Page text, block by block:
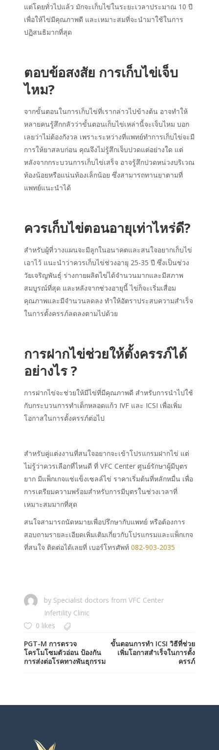
แต่โดยทั่วไปแล้ว มักจะเก็บไข่ในระยะเวลาประมาณ 10 ปี
เพื่อให้ไข่มีคุณภาพดี และเหมาะสมที่จะนำมาใช้ในการ
ปฏิสนธิมากที่สุด
ตอบข้อสงสัย การเก็บไข่เจ็บ
ไหม?
จากขั้นตอนในการเก็บไข่ที่เรากล่าวไปข้างต้น อาจทำให้
หลายคนรู้สึกกลัวว่าขั้นตอนเก็บไข่เหล่านี้จะเจ็บไหม บอก
เลยว่าไม่ต้องกังวล เพราะระหว่างที่แพทย์ทำการเก็บไข่จะมี
การให้ยาสลบก่อน คุณจึงไม่รู้สึกเจ็บปวดแต่อย่างใด แต่
หลังจากกระบวนการเก็บไข่เสร็จ อาจรู้สึกปวดหน่วงบริเวณ
ท้องน้อยหรือแน่นท้องเล็กน้อย ซึ่งสามารถทานยาตามที่
แพทย์แนะนำได้
ควรเก็บไข่ตอนอายุเท่าไหร่ดี?
สำหรับผู้ที่วางแผนจะมีลูกในอนาคตและสนใจอยากเก็บไข่
เอาไว้ แนะนำว่าควรเก็บไข่ช่วงอายุ 25-35 ปี ซึ่งเป็นช่วง
วัยเจริญพันธุ์ ร่างกายผลิตไข่ได้จำนวนมากและมีสภาพ
สมบูรณ์ที่สุด และหลังจากช่วงอายุนี้ ไข่ก็จะเริ่มเสื่อม
คุณภาพและมีจำนวนลดลง ทำให้อัตราประสบความสำเร็จ
ในการตั้งครรภ์ลดลงตามไปด้วย
การฝากไข่ช่วยให้ตั้งครรภ์ได้
อย่างไร ?
การฝากไข่จะช่วยให้มีไข่ที่มีคุณภาพดี สำหรับการนำไปใช้
กับกระบวนการทำเด็กหลอดแก้ว IVF และ ICSI เพื่อเพิ่ม
โอกาสในการตั้งครรภ์ต่อไป
สำหรับคู่แต่งงานที่สนใจอยากจะเข้าโปรแกรมฝากไข่ แต่
ไม่รู้ว่าควรเลือกที่ไหนดี ที่ VFC Center ศูนย์รักษาผู้มีบุตร
ยาก มีแพ็กเกจแช่แข็งเซลล์ไข่ ราคาเริ่มต้นที่หลักหมื่น เพื่อ
การเตรียมความพร้อมสำหรับการมีบุตรในช่วงเวลาที่
เหมาะสมมากที่สุด
สนใจสามารถนัดหมายเพื่อปรึกษากับแพทย์ หรือต้องการ
สอบถามรายละเอียดเพิ่มเติมเกี่ยวกับโปรแกรมและแพ็กเกจ
ที่สนใจ ติดต่อได้เลยที่ เบอร์โทรศัพท์ 082-903-2035
by Specialist doctors from VFC Center
Infertility Clinic
0 likes
PGT-M การตรวจ
โครโมโซมตัวอ่อน ป้องกัน
การส่งต่อโรคทางพันธุกรรม
ขั้นตอนการทำ ICSI วิธีที่ช่วย
เพิ่มโอกาสสำเร็จในการตั้ง
ครรภ์